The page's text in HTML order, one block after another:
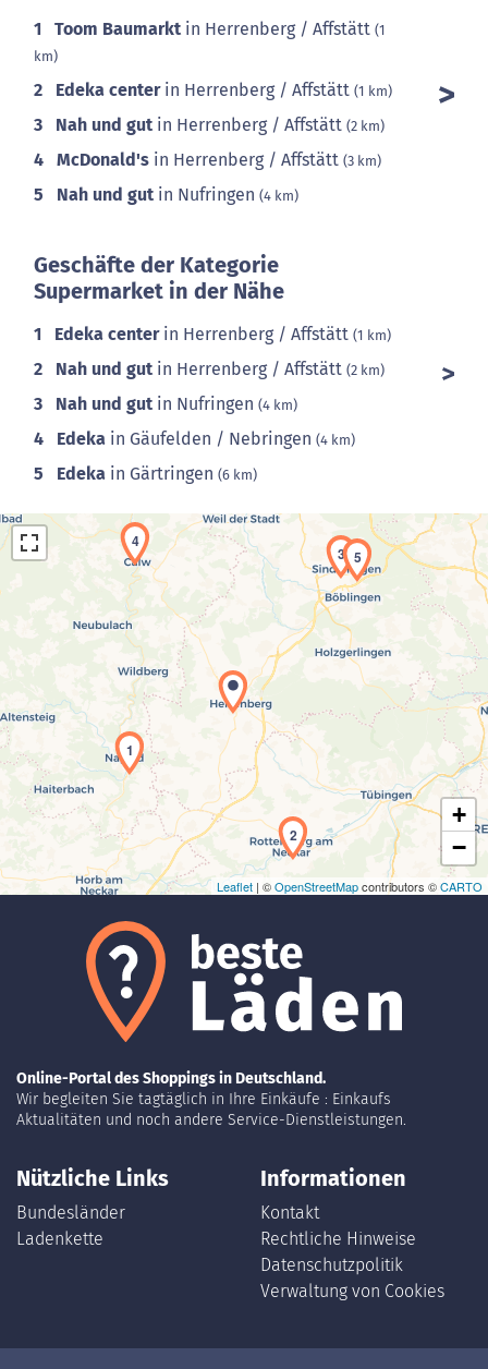
1 Toom Baumarkt in Herrenberg / Affstätt (1
km)
2 Edeka centerin Herrenberg / Affstätt (1 km)
3 Nah und gut in Herrenberg / Affstätt (2 km)
4 McDonald's in Herrenberg / Affstätt (3 km)
5 Nah und gut in Nufringen (4 km)
Geschäfte der Kategorie
Supermarket in der Nähe
1 Edeka centerin Herrenberg / Affstätt (1 km)
2 Nah und gut in Herrenberg / Affstätt (2 km)
3 Nah und gut in Nufringen (4 km)
4 Edeka in Gäufelden / Nebringen (4 km)
5 Edeka in Gärtringen (6 km)
Laden der Karte...
1
2
3
4
5
+
−
Leaflet | ©OpenStreetMapcontributors ©CARTO
Online-Portal des Shoppings in Deutschland.
Wir begleiten Sie tagtäglich in Ihre Einkäufe : Einkaufs
Aktualitäten und noch andere Service-Dienstleistungen.
Nützliche Links
Bundesländer
Ladenkette
Informationen
Kontakt
Rechtliche Hinweise
Datenschutzpolitik
Verwaltung von Cookies